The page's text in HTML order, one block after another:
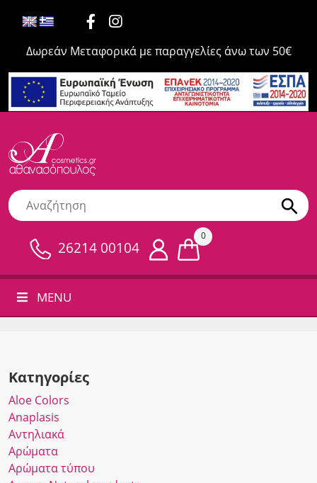
Δωρεάν Μεταφορικά με παραγγελίες άνω των 50€
26214 00104
0
MENU
Κατηγορίες
Αloe Colors
Anaplasis
Αντηλιακά
Αρώματα
Αρώματα τύπου